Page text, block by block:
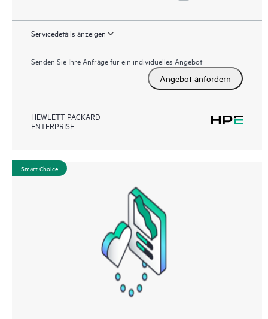
Servicedetails anzeigen
Senden Sie Ihre Anfrage für ein individuelles Angebot
Angebot anfordern
HEWLETT PACKARD
ENTERPRISE
Smart Choice